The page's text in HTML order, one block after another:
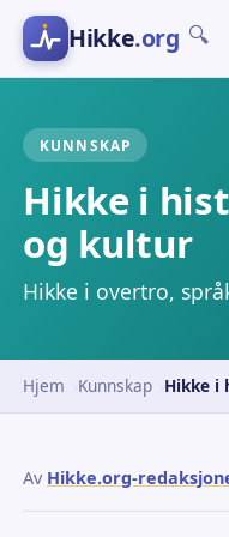
Hikke.org 🔍
KUNNSKAP
Hikke i
og kultur
Hikke i overtro,
Hjem Kunnskap Hikke i
Av Hikke.org-